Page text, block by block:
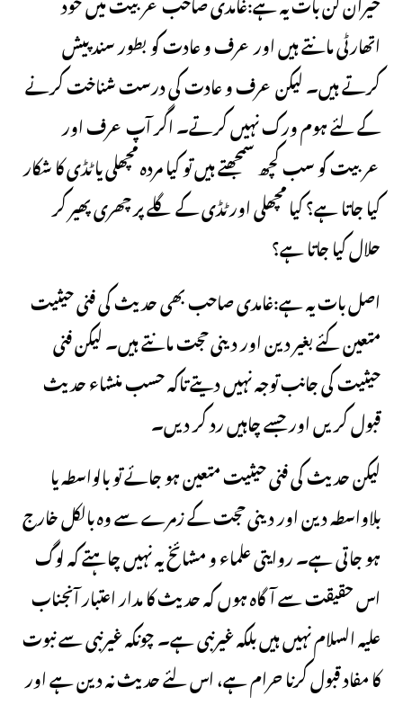
اتھارٹی مانتے ہیں اور عرف و عادت کو بطور سند پیش
کرتے ہیں۔ لیکن عرف و عادت کی درست شناخت کرنے
کے لئے ہوم ورک نہیں کرتے۔ اگر آپ عرف اور
عربیت کو سب کچھ سمجھتے ہیں تو کیا مردہ مچھلی یا ٹڈی کا شکار
کیا جاتا ہے؟ کیا مچھلی اور ٹڈی کے گلے پر چھری پھیر کر
حلال کیا جاتا ہے؟
اصل بات یہ ہے:غامدی صاحب بھی حدیث کی فنی حیثیت
متعین کئے بغیر دین اور دینی حجت مانتے ہیں۔ لیکن فنی
حیثیت کی جانب توجہ نہیں دیتے تاکہ حسب منشاء حدیث
قبول کریں اور جسے چاہیں رد کر دیں۔
لیکن حدیث کی فنی حیثیت متعین ہو جائے تو بالواسطہ یا
بلاواسطہ دین اور دینی حجت کے زمرے سے وہ بالکل خارج
ہو جاتی ہے۔ روایتی علماء و مشائخ یہ نہیں چاہتے کہ لوگ
اس حقیقت سے آگاہ ہوں کہ حدیث کا مدار اعتبار آنجناب
علیه السلام نہیں ہیں بلکہ غیرنبی ہے۔ چونکہ غیرنبی سے نبوت
کا مفاد قبول کرنا حرام ہے، اس لئے حدیث نہ دین ہے اور